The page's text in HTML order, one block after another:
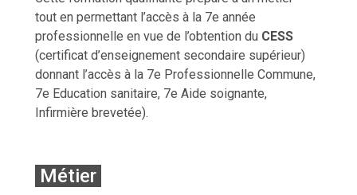
tout en permettant l’accès à la 7e année
professionnelle en vue de l’obtention du CESS
(certificat d’enseignement secondaire supérieur)
donnant l’accès à la 7e Professionnelle Commune,
7e Education sanitaire, 7e Aide soignante,
Infirmière brevetée).
Métier